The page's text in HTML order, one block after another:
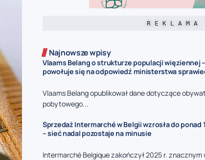
R E K L A M A
Najnowsze wpisy
Vlaams Belang o strukturze populacji więziennej
powołuje się na odpowiedź ministerstwa
Vlaams Belang opublikował dane dotyczące
pobytowego...
Sprzedaż Intermarché w Belgii wzrosła do ponad
– sieć nadal pozostaje na minusie
Intermarché Belgique zakończył 2025 r.